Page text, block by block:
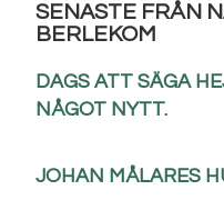
SENASTE FRÅN
BERLEKOM
DAGS ATT SÄGA
NÅGOT NYTT.
JOHAN MÅLARES